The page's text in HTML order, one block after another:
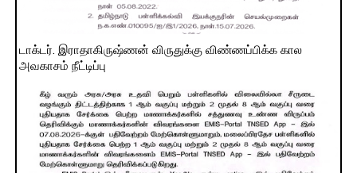
டாக்டர். இராதாகிருஷ்ணன் விருதுக்கு விண்ணப்பிக்க கால
அவகாசம் நீட்டிப்பு